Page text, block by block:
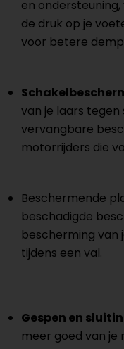
en
de druk op je
voor betere
van je laars tegen
vervangbare
motorrijders die
Beschermende
beschadigde
bescherming van
tijdens een val.
Gespen en
meer goed van